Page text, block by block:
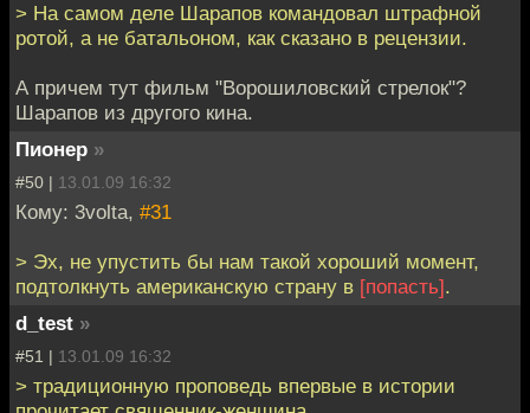
> На самом деле Шарапов командовал штрафной
ротой, а не батальоном, как сказано в рецензии.
А причем тут фильм "Ворошиловский стрелок"?
Шарапов из другого кина.
Пионер »
#50 | 13.01.09 16:32
Кому: 3volta, #31
> Эх, не упустить бы нам такой хороший момент,
подтолкнуть американскую страну в [попасть].
d_test »
#51 | 13.01.09 16:32
> традиционную проповедь впервые в истории